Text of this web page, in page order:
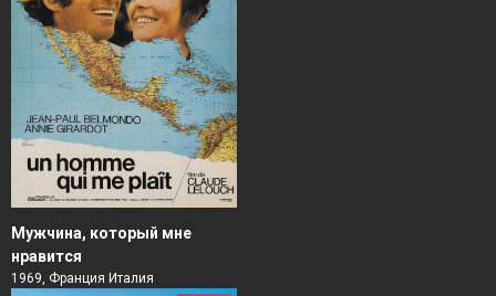
Мужчина, который мне
нравится
1969, Франция Италия